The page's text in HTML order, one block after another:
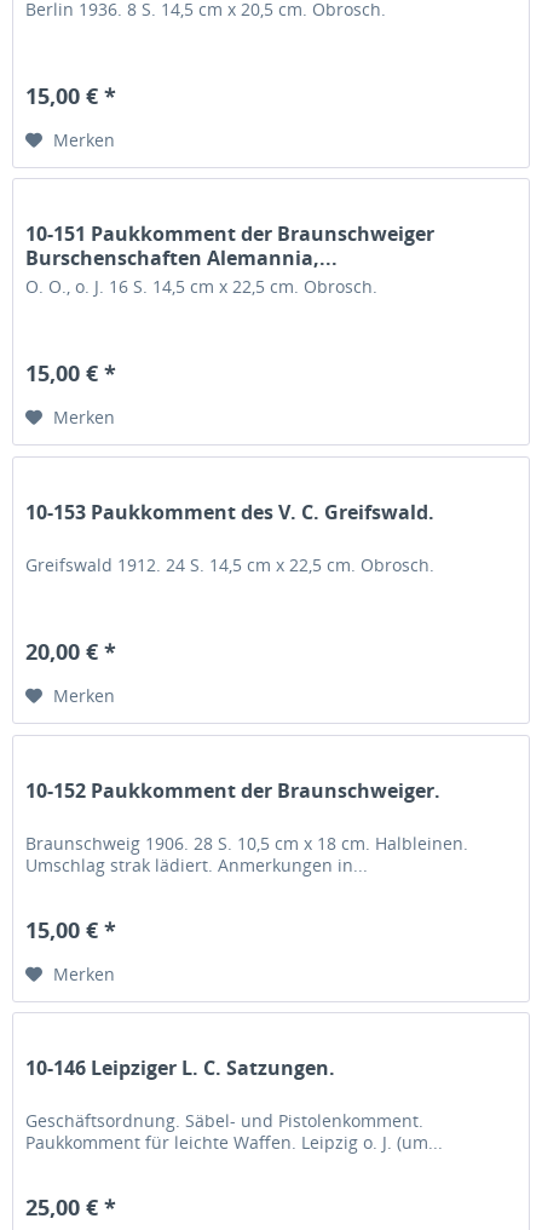
Berlin 1936. 8 S. 14,5 cm x 20,5 cm. Obrosch.
15,00 € *
Merken
10-151 Paukkomment der Braunschweiger
Burschenschaften Alemannia,...
O. O., o. J. 16 S. 14,5 cm x 22,5 cm. Obrosch.
15,00 € *
Merken
10-153 Paukkomment des V. C. Greifswald.
Greifswald 1912. 24 S. 14,5 cm x 22,5 cm. Obrosch.
20,00 € *
Merken
10-152 Paukkomment der Braunschweiger.
Braunschweig 1906. 28 S. 10,5 cm x 18 cm. Halbleinen.
Umschlag strak lädiert. Anmerkungen in...
15,00 € *
Merken
10-146 Leipziger L. C. Satzungen.
Geschäftsordnung. Säbel- und Pistolenkomment.
Paukkomment für leichte Waffen. Leipzig o. J. (um...
25,00 € *